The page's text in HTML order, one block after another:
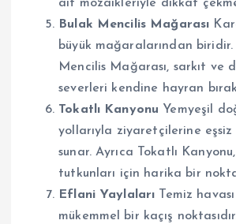
ait mozaikleriyle dikkat
Bulak Mencilis Mağarası
büyük mağaralarından biridir.
Mencilis Mağarası, sarkıt ve
severleri kendine hayran
Tokatlı Kanyonu Yemyeşil
yollarıyla ziyaretçilerine
sunar. Ayrıca Tokatlı
tutkunları için harika bir
Eflani Yaylaları Temiz
mükemmel bir kaçış